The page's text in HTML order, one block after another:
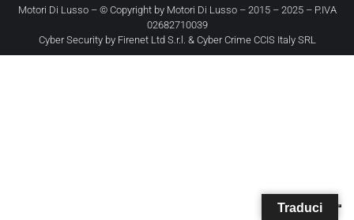
Motori Di Lusso – © Copyright by Motori Di Lusso– 2015 – 2025 – P.IVA
02682710039
Cyber Security by Firenet Ltd S.r.l. & Cyber Crime CCIS Italy SRL
Traduci